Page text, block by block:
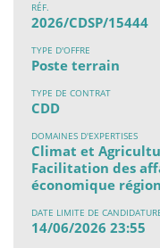
RÉF.
2026/CDSP/15444
TYPE D'OFFRE
Poste terrain
TYPE DE CONTRAT
CDD
DOMAINES D'EXPERTISES
Climat et
Facilitation des
économique
DATE LIMITE DE
14/06/2026 23:55